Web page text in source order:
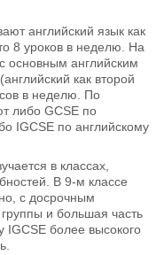
английский язык как
8 уроков в неделю. На
основным английским
как второй
в неделю. По
либо GCSE по
IGCSE по английскому
в классах,
В 9-м классе
с досрочным
и большая часть
IGCSE более высокого